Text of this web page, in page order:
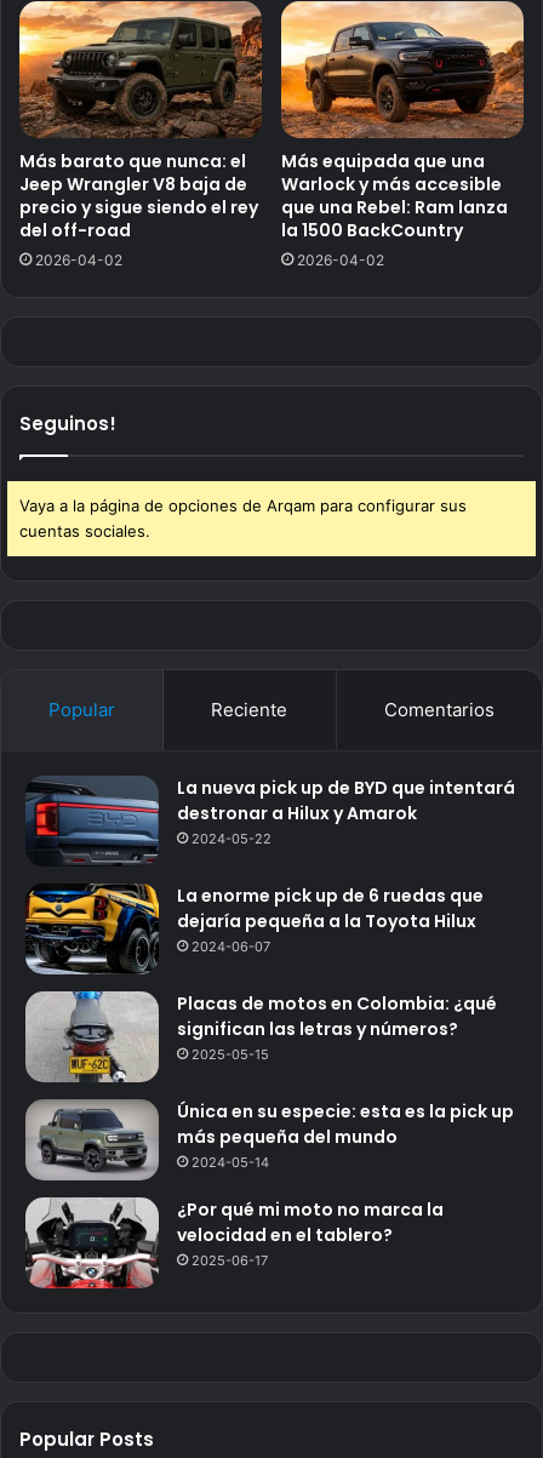
Más barato que nunca: el
Jeep Wrangler V8 baja de
precio y sigue siendo el rey
del off-road
2026-04-02
Más equipada que una
Warlock y más accesible
que una Rebel: Ram lanza
la 1500 BackCountry
2026-04-02
Seguinos!
Vaya a la página de opciones de Arqam para configurar sus
cuentas sociales.
Popular Reciente Comentarios
La nueva pick up de BYD que intentará
destronar a Hilux y Amarok
2024-05-22
La enorme pick up de 6 ruedas que
dejaría pequeña a la Toyota Hilux
2024-06-07
Placas de motos en Colombia: ¿qué
significan las letras y números?
2025-05-15
Única en su especie: esta es la pick up
más pequeña del mundo
2024-05-14
¿Por qué mi moto no marca la
velocidad en el tablero?
2025-06-17
Popular Posts